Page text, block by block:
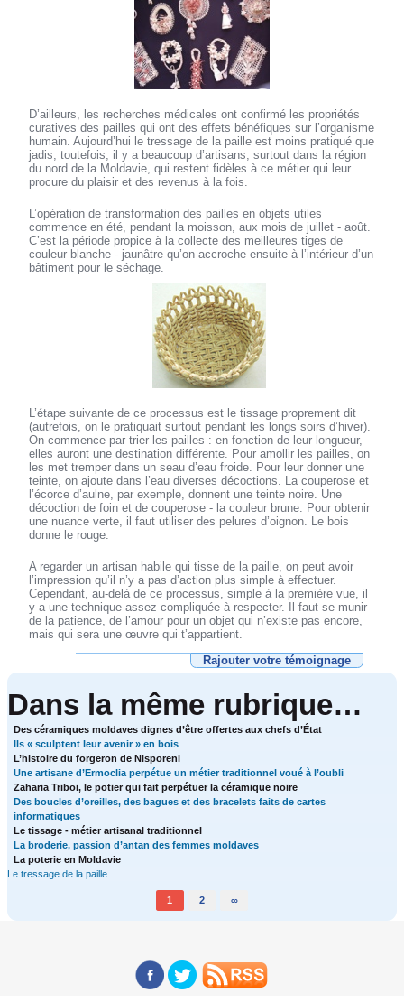
D’ailleurs, les recherches médicales ont confirmé les propriétés
curatives des pailles qui ont des effets bénéfiques sur l’organisme
humain. Aujourd’hui le tressage de la paille est moins pratiqué que
jadis, toutefois, il y a beaucoup d’artisans, surtout dans la région
du nord de la Moldavie, qui restent fidèles à ce métier qui leur
procure du plaisir et des revenus à la fois.
L’opération de transformation des pailles en objets utiles
commence en été, pendant la moisson, aux mois de juillet - août.
C’est la période propice à la collecte des meilleures tiges de
couleur blanche - jaunâtre qu’on accroche ensuite à l’intérieur d’un
bâtiment pour le séchage.
L’étape suivante de ce processus est le tissage proprement dit
(autrefois, on le pratiquait surtout pendant les longs soirs d’hiver).
On commence par trier les pailles : en fonction de leur longueur,
elles auront une destination différente. Pour amollir les pailles, on
les met tremper dans un seau d’eau froide. Pour leur donner une
teinte, on ajoute dans l’eau diverses décoctions. La couperose et
l’écorce d’aulne, par exemple, donnent une teinte noire. Une
décoction de foin et de couperose - la couleur brune. Pour obtenir
une nuance verte, il faut utiliser des pelures d’oignon. Le bois
donne le rouge.
A regarder un artisan habile qui tisse de la paille, on peut avoir
l’impression qu’il n’y a pas d’action plus simple à effectuer.
Cependant, au-delà de ce processus, simple à la première vue, il
y a une technique assez compliquée à respecter. Il faut se munir
de la patience, de l’amour pour un objet qui n’existe pas encore,
mais qui sera une œuvre qui t’appartient.
Rajouter votre témoignage
Dans la même rubrique…
Des céramiques moldaves dignes d’être offertes aux chefs d’État
Ils « sculptent leur avenir » en bois
L’histoire du forgeron de Nisporeni
Une artisane d’Ermoclia perpétue un métier traditionnel voué à l’oubli
Zaharia Triboi, le potier qui fait perpétuer la céramique noire
Des boucles d’oreilles, des bagues et des bracelets faits de cartes
informatiques
Le tissage - métier artisanal traditionnel
La broderie, passion d’antan des femmes moldaves
La poterie en Moldavie
Le tressage de la paille
1 2 ∞